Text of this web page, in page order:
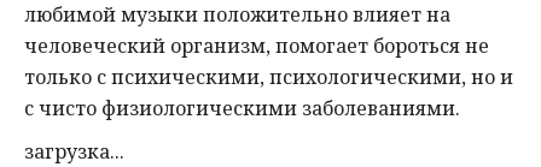
любимой музыки положительно влияет на
человеческий организм, помогает бороться не
только с психическими, психологическими, но и
с чисто физиологическими заболеваниями.
загрузка...